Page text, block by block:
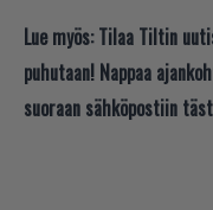
Lue myös: Tilaa Tiltin
puhutaan! Nappaa
suoraan sähköpostiin